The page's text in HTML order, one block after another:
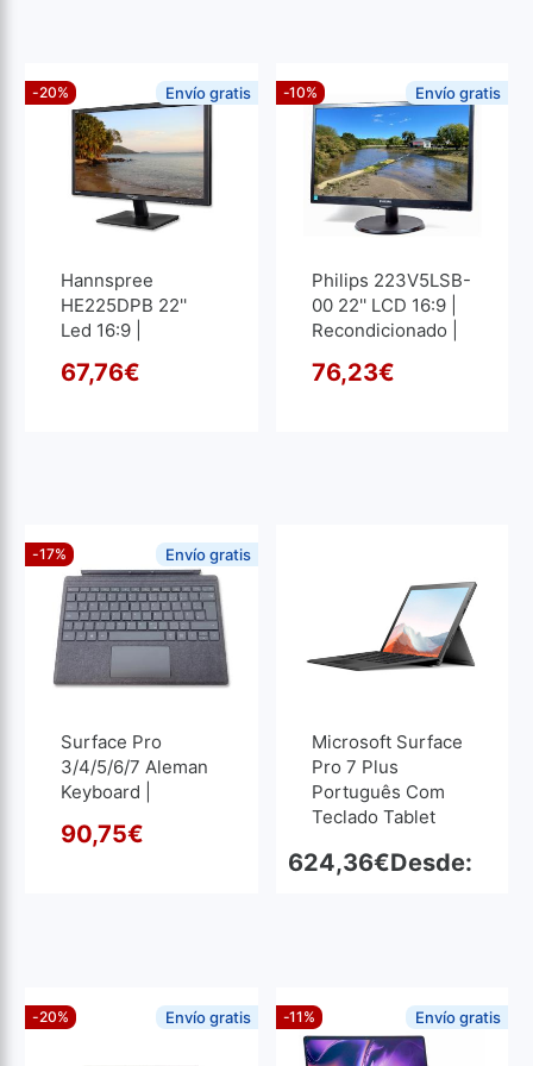
Hannspree
HE225DPB 22''
Led 16:9 |
1920x1080
O preço original era:
67,76€
O preço atual é: 67,76€.
-20% Envío gratis
Philips 223V5LSB-
00 22'' LCD 16:9 |
Recondicionado |
76,23€
-10% Envío gratis
Surface Pro
3/4/5/6/7 Aleman
Keyboard |
O preço original era:
90,75€
O preço atual é: 90,75€.
-17% Envío gratis
Microsoft Surface
Pro 7 Plus
Português Com
Teclado Tablet
Desde:
624,36€
-20% Envío gratis -11% Envío gratis